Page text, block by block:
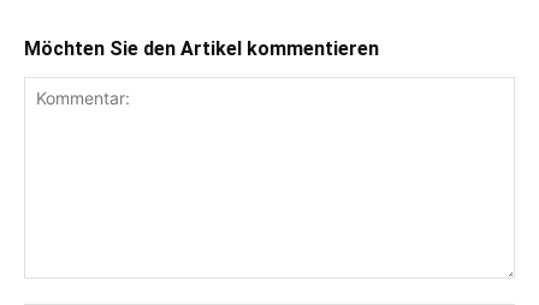
Möchten Sie den Artikel kommentieren